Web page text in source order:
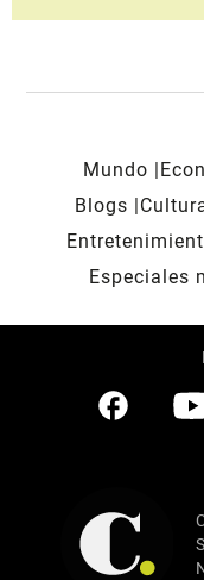
Mundo
Blogs
Especiales